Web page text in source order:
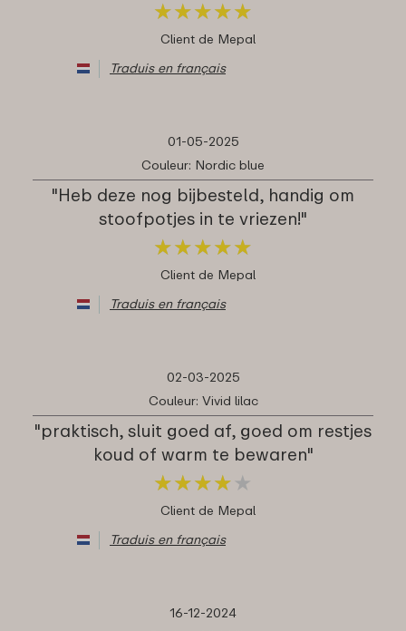
★★★★★
★★★★★
Client de Mepal
Traduis en français
01-05-2025
Couleur: Nordic blue
"Heb deze nog bijbesteld, handig om
stoofpotjes in te vriezen!"
★★★★★
★★★★★
Client de Mepal
Traduis en français
02-03-2025
Couleur: Vivid lilac
"praktisch, sluit goed af, goed om restjes
koud of warm te bewaren"
★★★★ ★
★★★★ ★
Client de Mepal
Traduis en français
16-12-2024